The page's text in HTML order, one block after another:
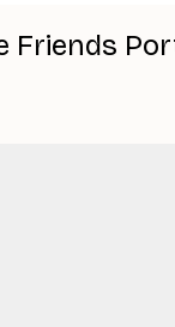
Friends